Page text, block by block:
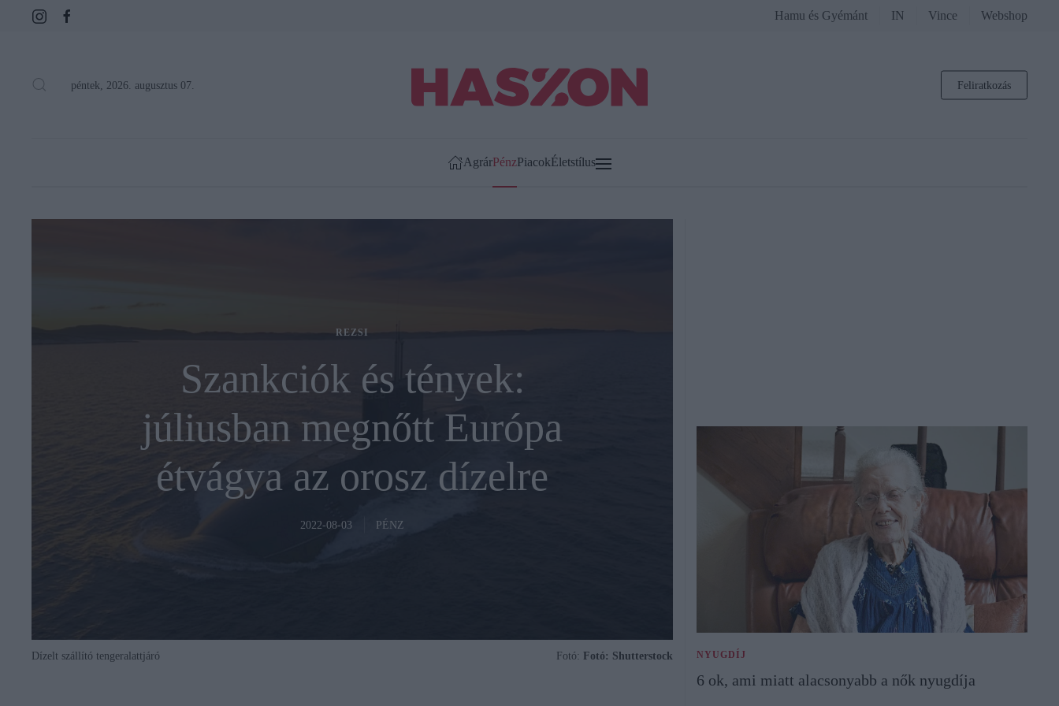
Hamu és Gyémánt IN Vince Webshop
péntek, 2026. augusztus 07. Feliratkozás
AgrárPénzPiacokÉletstílus
REZSI
Szankciók és tények:
júliusban megnőtt Európa
étvágya az orosz dízelre
2022-08-03 PÉNZ
Dízelt szállító tengeralattjáró Fotó: Fotó: Shutterstock NYUGDÍJ
6 ok, ami miatt alacsonyabb a nők nyugdíja